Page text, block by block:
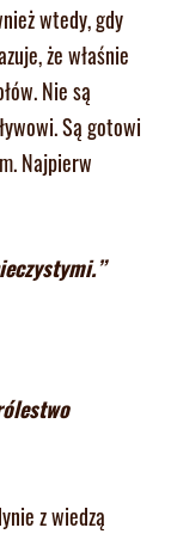
wtedy, gdy
że właśnie
Nie są
Są gotowi
Najpierw
z wiedzą